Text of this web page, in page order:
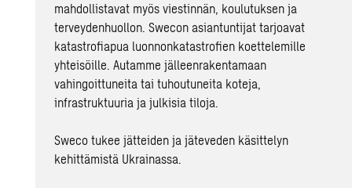
mahdollistavat myös viestinnän, koulutuksen ja
terveydenhuollon. Swecon asiantuntijat tarjoavat
katastrofiapua luonnonkatastrofien koettelemille
yhteisöille. Autamme jälleenrakentamaan
vahingoittuneita tai tuhoutuneita koteja,
infrastruktuuria ja julkisia tiloja.
Sweco tukee jätteiden ja jäteveden käsittelyn
kehittämistä Ukrainassa.